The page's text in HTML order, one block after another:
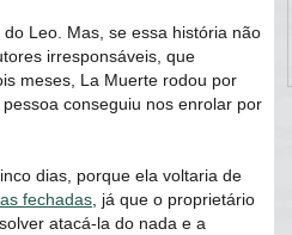
do Leo. Mas, se essa história não
irresponsáveis, que
meses, La Muerte rodou por
conseguiu nos enrolar por
dias, porque ela voltaria de
fechadas , já que o proprietário
atacá-la do nada e a